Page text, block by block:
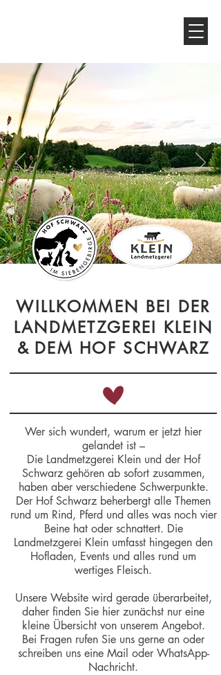
WILLKOMMEN BEI DER
LANDMETZGEREI KLEIN
& DEM HOF SCHWARZ
Wer sich wundert, warum er jetzt hier
gelandet ist –
Die Landmetzgerei Klein und der Hof
Schwarz gehören ab sofort zusammen,
haben aber verschiedene Schwerpunkte.
Der Hof Schwarz beherbergt alle Themen
rund um Rind, Pferd und alles was noch vier
Beine hat oder schnattert. Die
Landmetzgerei Klein umfasst hingegen den
Hofladen, Events und alles rund um
wertiges Fleisch.
Unsere Website wird gerade überarbeitet,
daher finden Sie hier zunächst nur eine
kleine Übersicht von unserem Angebot.
Bei Fragen rufen Sie uns gerne an oder
schreiben uns eine Mail oder WhatsApp-
Nachricht.